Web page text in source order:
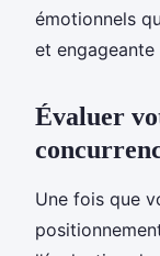
émotionnels
et
Évaluer
Une fois que